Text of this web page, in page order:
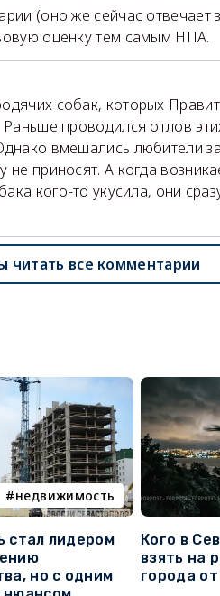
(оно же сейчас отвечает
оценку тем самым НПА.
собак, которых
проводился отлов
вмешались любители
приносят. А когда
кого-то укусила, они
читать все комментарии
недвижимость
стал лидером
но с одним
Кого в
взять на
города